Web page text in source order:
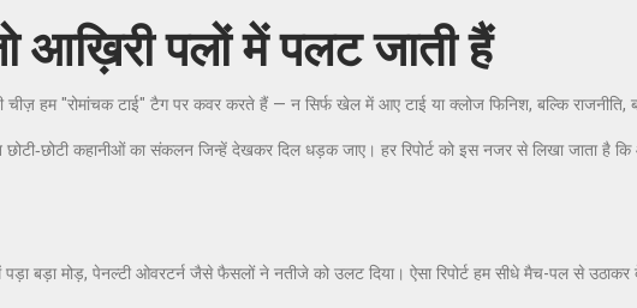
आख़िरी पलों में पलट जाती हैं
हम "रोमांचक टाई" टैग पर कवर करते हैं — न सिर्फ खेल में आए टाई या क्लोज फिनिश, बल्कि राजनीति,
कहानीओं का संकलन जिन्हें देखकर दिल धड़क जाए। हर रिपोर्ट को इस नजर से लिखा जाता है
बड़ा मोड़, पेनल्टी ओवरटर्न जैसे फैसलों ने नतीजे को उलट दिया। ऐसा रिपोर्ट हम सीधे मैच-पल से